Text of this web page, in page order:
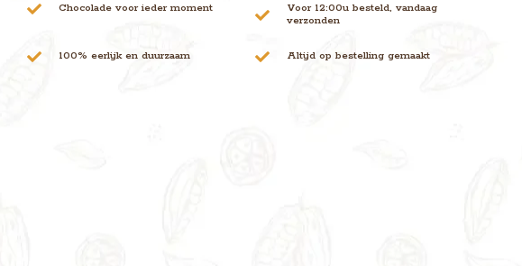
Chocolade voor ieder moment
Voor 12:00u besteld, vandaag
verzonden
100% eerlijk en duurzaam Altijd op bestelling gemaakt